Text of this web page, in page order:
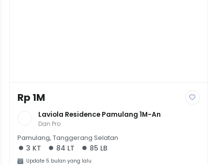
Rp 1M
Laviola Residence Pamulang 1M-An
Dan Pro
Pamulang, Tanggerang Selatan
3 KT 84 LT 85 LB
Update 5 bulan yang lalu